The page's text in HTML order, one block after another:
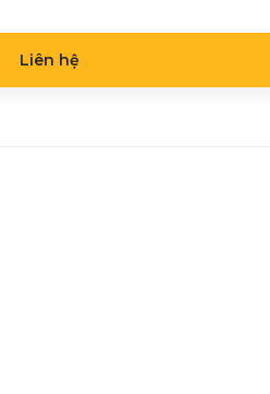
Liên hệ